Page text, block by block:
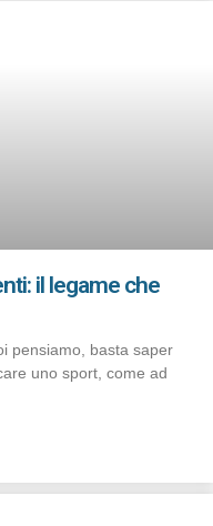
il legame che
pensiamo, basta saper
uno sport, come ad